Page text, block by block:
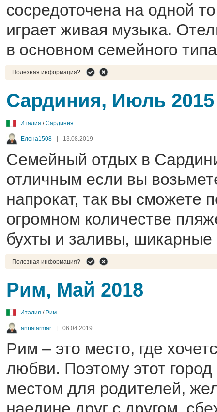
сосредоточена на одной
играет живая музыка.
в основном семейного
Полезная информация?
Сардиния, Июль 2015
Италия /Сардиния
Елена1508 13.08.2019
Семейный отдых в
отличным если вы
напрокат, так вы сможете
огромном количестве
бухты и заливы,
Полезная информация?
Рим, Май 2018
Италия / Рим
annatarmar 06.04.2019
Рим – это место, где
любви. Поэтому этот
местом для родителей,
наедине друг с другом,